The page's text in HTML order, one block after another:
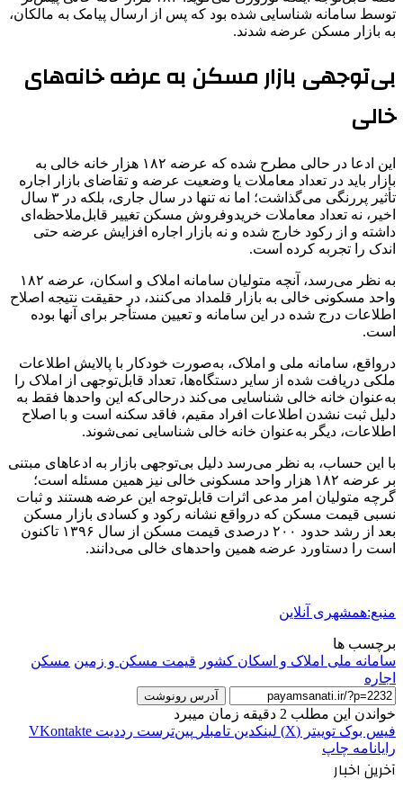
توسط سامانه شناسایی شده بود که پس از ارسال پیامک به مالکان،
به بازار مسکن عرضه شدند.
بی‌توجهی بازار مسکن به عرضه خانه‌های
خالی
این ادعا در حالی مطرح شده که عرضه ۱۸۲ هزار خانه خالی به
بازار باید در تعداد معاملات یا وضعیت عرضه و تقاضای بازار اجاره
تأثیر پررنگی می‌گذاشت؛ اما نه تنها در سال جاری، بلکه در ۳ سال
اخیر، نه تعداد معاملات خریدوفروش مسکن تغییر قابل‌ملاحظه‌ای
داشته و از رکود خارج شده و نه بازار اجاره افزایش عرضه حتی
اندک را تجربه کرده است.
به نظر می‌رسد، آنچه متولیان سامانه املاک و اسکان، عرضه ۱۸۲
واحد مسکونی خالی به بازار قلمداد می‌کنند، در حقیقت نتیجه اصلاح
اطلاعات درج شده در این سامانه و تعیین مستأجر برای آنها بوده
است.
درواقع، سامانه ملی و املاک، به‌صورت خودکار با پالایش اطلاعات
ملکی دریافت شده از سایر دستگاه‌ها، تعداد قابل‌توجهی از املاک را
به‌عنوان خانه خالی شناسایی می‌کند درحالی‌که این واحدها فقط به
دلیل ثبت نشدن اطلاعات افراد مقیم، فاقد سکنه است و با اصلاح
اطلاعات، دیگر به‌عنوان خانه خالی شناسایی نمی‌شوند.
با این حساب، به نظر می‌رسد دلیل بی‌توجهی بازار به ادعاهای مبتنی
بر عرضه ۱۸۲ هزار واحد مسکونی خالی نیز همین مسئله است؛
گرچه متولیان امر مدعی اثرات قابل‌توجه این عرضه هستند و ثبات
نسبی قیمت مسکن که درواقع نشانه رکود و کسادی بازار مسکن
بعد از رشد حدود ۲۰۰ درصدی قیمت مسکن از سال ۱۳۹۶ تاکنون
است را دستاورد عرضه همین واحدهای خالی می‌دانند.
منبع:همشهری آنلاین
برچسب ها
سامانه ملی املاک و اسکان کشور قیمت مسکن و زمین مسکن
اجاره
آدرس رونوشت
خواندن این مطلب 2 دقیقه زمان میبرد
فیس بوک توییتر (X) لینکدین ‫تامبلر ‫پین‌ترست ‫رددیت ‫VKontakte
رایانامه چاپ
آخرین اخبار